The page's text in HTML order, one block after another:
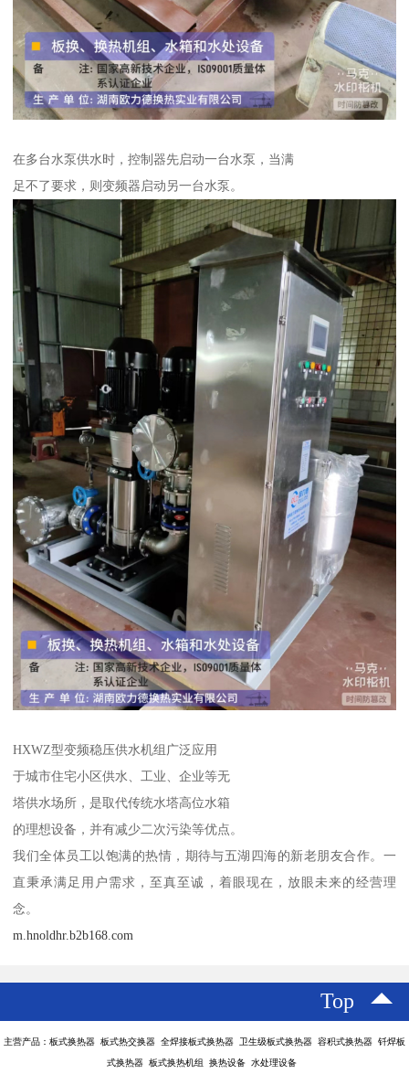
在多台水泵供水时，控制器先启动一台水泵，当满
足不了要求，则变频器启动另一台水泵。
HXWZ型变频稳压供水机组广泛应用
于城市住宅小区供水、工业、企业等无
塔供水场所，是取代传统水塔高位水箱
的理想设备，并有减少二次污染等优点。
我们全体员工以饱满的热情，期待与五湖四海的新老朋友合作。一
直秉承满足用户需求，至真至诚，着眼现在，放眼未来的经营理
念。
m.hnoldhr.b2b168.com
Top
主营产品：板式换热器 板式热交换器 全焊接板式换热器 卫生级板式换热器 容积式换热器 钎焊板
式换热器 板式换热机组 换热设备 水处理设备